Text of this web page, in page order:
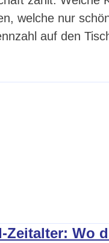
welche nur
auf den
Zeitalter: Wo